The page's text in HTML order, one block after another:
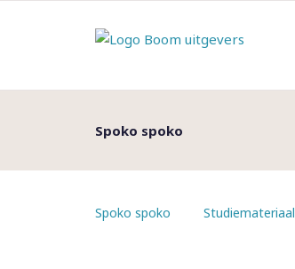
Spoko spoko
Spoko spoko Studiemateriaal